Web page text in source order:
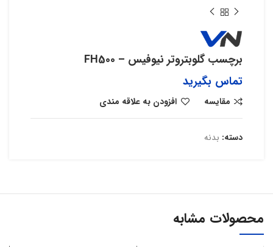
برچسب گلوبتروتر نیوفیس – FH500
تماس بگیرید
مقایسه افزودن به علاقه مندی
دسته: بدنه
محصولات مشابه